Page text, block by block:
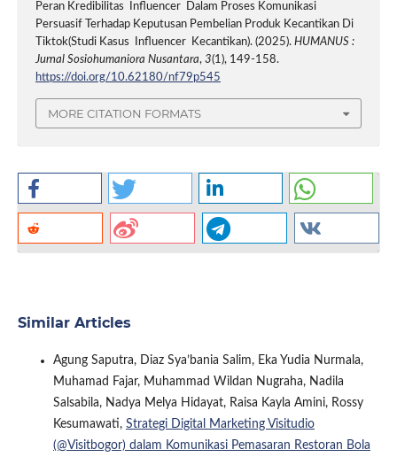
Peran Kredibilitas Influencer Dalam Proses Komunikasi
Persuasif Terhadap Keputusan Pembelian Produk Kecantikan Di
Tiktok(Studi Kasus Influencer Kecantikan). (2025). HUMANUS :
Jurnal Sosiohumaniora Nusantara, 3(1), 149-158.
https://doi.org/10.62180/nf79p545
MORE CITATION FORMATS
Similar Articles
Agung Saputra, Diaz Sya’bania Salim, Eka Yudia Nurmala,
Muhamad Fajar, Muhammad Wildan Nugraha, Nadila
Salsabila, Nadya Melya Hidayat, Raisa Kayla Amini, Rossy
Kesumawati, Strategi Digital Marketing Visitudio
(@Visitbogor) dalam Komunikasi Pemasaran Restoran Bola